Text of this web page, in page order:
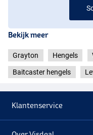
Bekijk meer
Grayton Hengels
Baitcaster hengels
Klantenservice